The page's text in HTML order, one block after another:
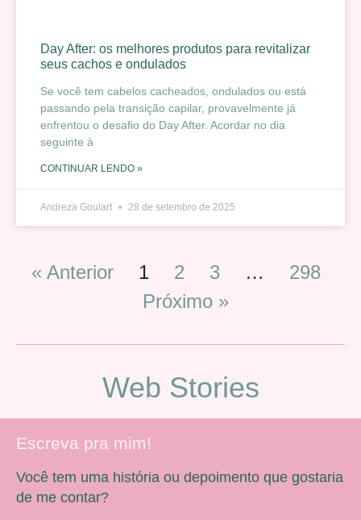
Day After: os melhores produtos para revitalizar
seus cachos e ondulados
Se você tem cabelos cacheados, ondulados ou está
passando pela transição capilar, provavelmente já
enfrentou o desafio do Day After. Acordar no dia
seguinte à
CONTINUAR LENDO »
Andreza Goulart 28 de setembro de 2025
« Anterior 1 2 3 …
298
Próximo »
Web Stories
Escreva pra mim!
Você tem uma história ou depoimento que gostaria
de me contar?